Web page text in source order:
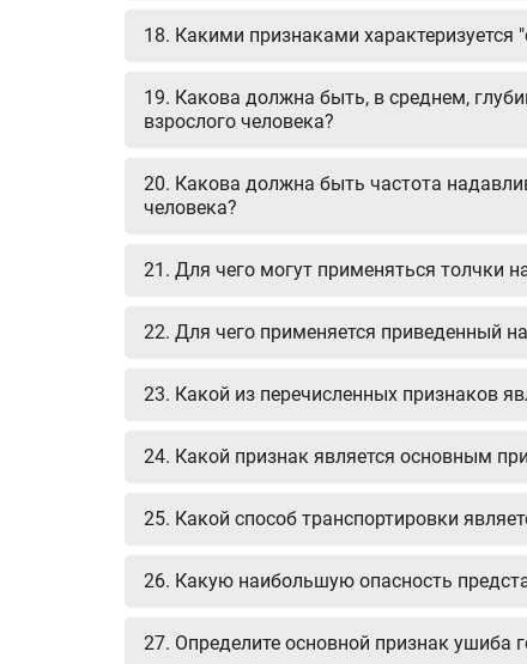
18. Какими признаками характеризуется
19. Какова должна быть, в среднем,
взрослого человека?
20. Какова должна быть частота
человека?
21. Для чего могут применяться толчки
22. Для чего применяется приведенный
23. Какой из перечисленных признаков
24. Какой признак является основным
25. Какой способ транспортировки
26. Какую наибольшую опасность
27. Определите основной признак ушиба